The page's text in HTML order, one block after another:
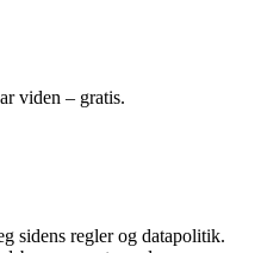
viden – gratis.
sidens regler og datapolitik.